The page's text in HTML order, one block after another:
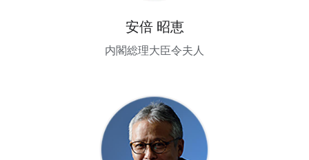
安倍 昭恵
内閣総理大臣令夫人